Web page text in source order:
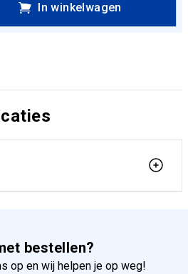
In winkelwagen
bestellen?
op en wij helpen je op weg!